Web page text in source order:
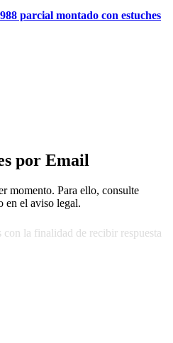
parcial montado con estuches
por Email
momento. Para ello, consulte
en el aviso legal.
la finalidad de recibir respuesta